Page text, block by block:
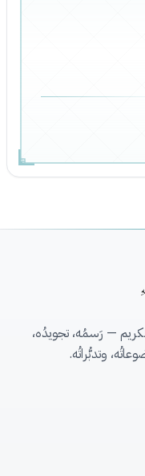
— رَسمُه، تجويدُه،
وتدبُّراتُه.